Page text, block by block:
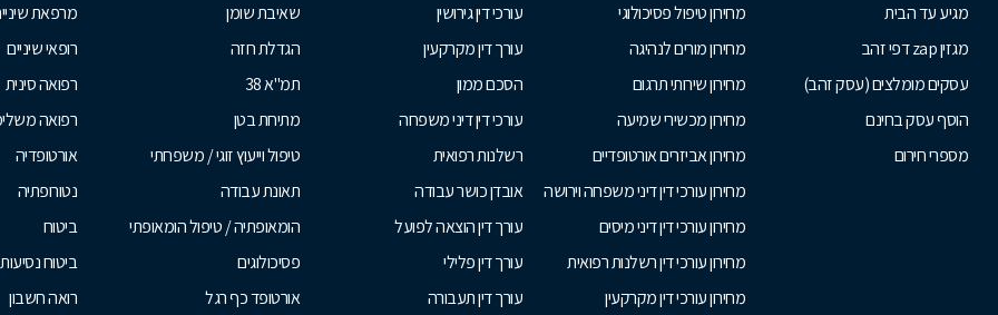
מגיע עד הבית
מגזין zap דפי זהב
עסקים מומלצים (עסק זהב)
הוסף עסק בחינם
מספרי חירום
מחירון טיפול פסיכולוגי
מחירון מורים לנהיגה
מחירון שירותי תרגום
מחירון מכשירי שמיעה
מחירון אביזרים אורטופדיים
מחירון עורכי דין דיני משפחה וירושה
מחירון עורכי דין דיני מיסים
מחירון עורכי דין רשלנות רפואית
מחירון עורכי דין מקרקעין
עורכי דין גירושין
עורך דין מקרקעין
הסכם ממון
עורכי דין דיני משפחה
רשלנות רפואית
אובדן כושר עבודה
עורך דין הוצאה לפועל
עורך דין פלילי
עורך דין תעבורה
שאיבת שומן
הגדלת חזה
תמ"א 38
מתיחת בטן
טיפול וייעוץ זוגי / משפחתי
תאונת עבודה
הומאופתיה / טיפול הומאופתי
פסיכולוגים
אורטופד כף רגל
מרפאת
רופאי שיניים
רפואה סינית
רפואה
אורטופדיה
נטורופתיה
ביטוח
ביטוח
רואה חשבון